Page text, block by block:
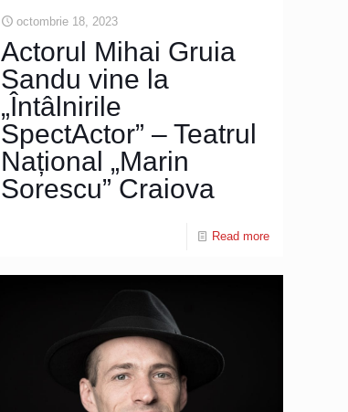
octombrie 18, 2023
Actorul Mihai Gruia
Sandu vine la
„Întâlnirile
SpectActor” – Teatrul
Național „Marin
Sorescu” Craiova
Read more